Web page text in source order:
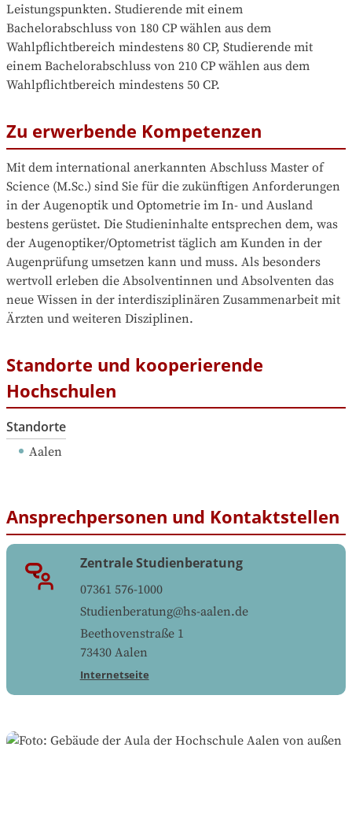
Leistungspunkten. Studierende mit einem
Bachelorabschluss von 180 CP wählen aus dem
Wahlpflichtbereich mindestens 80 CP, Studierende mit
einem Bachelorabschluss von 210 CP wählen aus dem
Wahlpflichtbereich mindestens 50 CP.
Zu erwerbende Kompetenzen
Mit dem international anerkannten Abschluss Master of
Science (M.Sc.) sind Sie für die zukünftigen Anforderungen
in der Augenoptik und Optometrie im In- und Ausland
bestens gerüstet. Die Studieninhalte entsprechen dem, was
der Augenoptiker/Optometrist täglich am Kunden in der
Augenprüfung umsetzen kann und muss. Als besonders
wertvoll erleben die Absolventinnen und Absolventen das
neue Wissen in der interdisziplinären Zusammenarbeit mit
Ärzten und weiteren Disziplinen.
Standorte und kooperierende
Hochschulen
Standorte
Aalen
Ansprechpersonen und Kontaktstellen
Zentrale Studienberatung
07361 576-1000
Studienberatung@hs-aalen.de
Beethovenstraße 1
73430 Aalen
Internetseite